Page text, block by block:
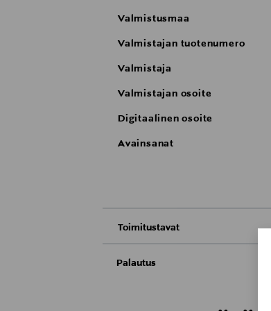
Valmistusmaa
Valmistajan tuotenumero
Valmistaja
Valmistajan osoite
Digitaalinen osoite
Avainsanat
Toimitustavat
Toimitus automaattiin tai
Palautus
Meille on hyvin tärkeää, että
Kosmetiikka- ja